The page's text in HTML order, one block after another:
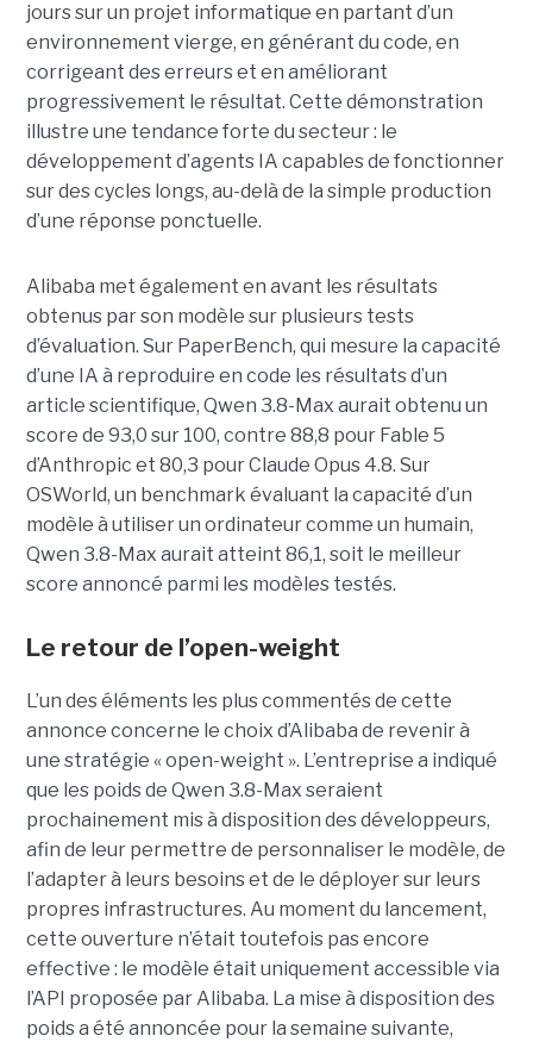
jours sur un projet informatique en partant d’un
environnement vierge, en générant du code, en
corrigeant des erreurs et en améliorant
progressivement le résultat. Cette démonstration
illustre une tendance forte du secteur : le
développement d’agents IA capables de fonctionner
sur des cycles longs, au-delà de la simple production
d’une réponse ponctuelle.
Alibaba met également en avant les résultats
obtenus par son modèle sur plusieurs tests
d’évaluation. Sur PaperBench, qui mesure la capacité
d’une IA à reproduire en code les résultats d’un
article scientifique, Qwen 3.8-Max aurait obtenu un
score de 93,0 sur 100, contre 88,8 pour Fable 5
d’Anthropic et 80,3 pour Claude Opus 4.8. Sur
OSWorld, un benchmark évaluant la capacité d’un
modèle à utiliser un ordinateur comme un humain,
Qwen 3.8-Max aurait atteint 86,1, soit le meilleur
score annoncé parmi les modèles testés.
Le retour de l’open-weight
L’un des éléments les plus commentés de cette
annonce concerne le choix d’Alibaba de revenir à
une stratégie « open-weight ». L’entreprise a indiqué
que les poids de Qwen 3.8-Max seraient
prochainement mis à disposition des développeurs,
afin de leur permettre de personnaliser le modèle, de
l’adapter à leurs besoins et de le déployer sur leurs
propres infrastructures. Au moment du lancement,
cette ouverture n’était toutefois pas encore
effective : le modèle était uniquement accessible via
l’API proposée par Alibaba. La mise à disposition des
poids a été annoncée pour la semaine suivante,